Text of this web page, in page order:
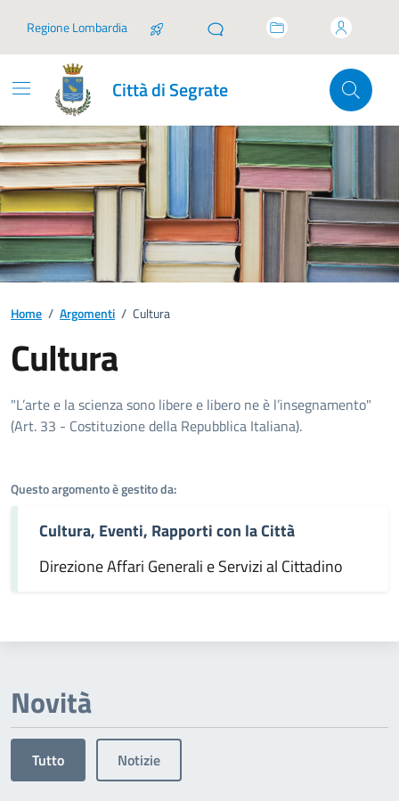
Regione Lombardia
Città di Segrate
Home / Argomenti / Cultura
Cultura
Dettagli dell'argomento
"L’arte e la scienza sono libere e libero ne è l’insegnamento"
(Art. 33 - Costituzione della Repubblica Italiana).
Questo argomento è gestito da:
Cultura, Eventi, Rapporti con la Città
Direzione Affari Generali e Servizi al Cittadino
Novità
Tutto Notizie